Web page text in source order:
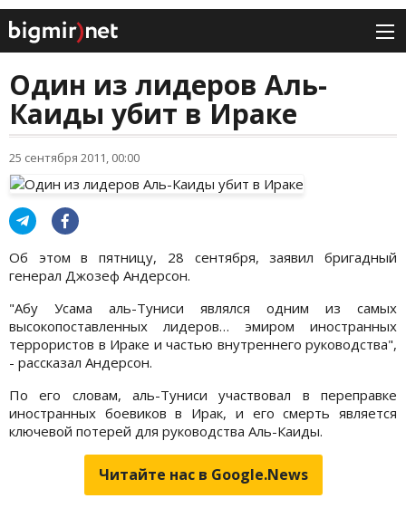
Один из лидеров Аль-
Каиды убит в Ираке
25 сентября 2011, 00:00
Об этом в пятницу, 28 сентября, заявил бригадный
генерал Джозеф Андерсон.
"Абу Усама аль-Туниси являлся одним из самых
высокопоставленных лидеров… эмиром иностранных
террористов в Ираке и частью внутреннего руководства",
- рассказал Андерсон.
По его словам, аль-Туниси участвовал в переправке
иностранных боевиков в Ирак, и его смерть является
ключевой потерей для руководства Аль-Каиды.
Читайте нас в Google.News